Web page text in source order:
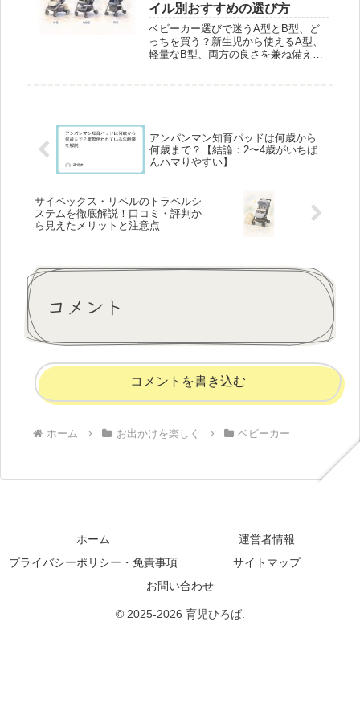
イル別おすすめの選び方
ベビーカー選びで迷うA型とB型、ど
っちを買う？新生児から使えるA型、
軽量なB型、両方の良さを兼ね備えた
アンパンマン知育パッドは何歳から
何歳まで？【結論：2〜4歳がいちば
んハマりやすい】
サイベックス・リベルのトラベルシ
ステムを徹底解説！口コミ・評判か
ら見えたメリットと注意点
コメント
コメントを書き込む
ホーム お出かけを楽しく ベビーカー
ホーム
運営者情報
プライバシーポリシー・免責事項
サイトマップ
お問い合わせ
© 2025-2026 育児ひろば.